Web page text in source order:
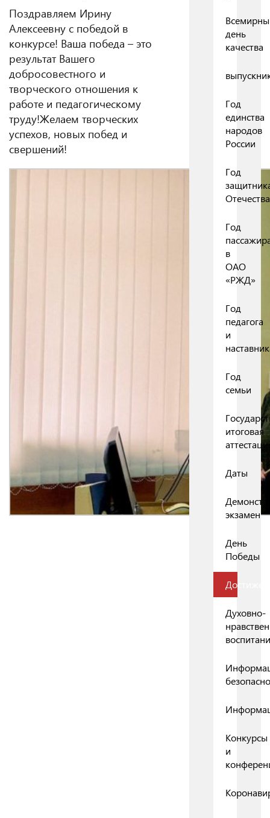
Поздравляем Ирину
Алексеевну с победой в
конкурсе! Ваша победа – это
результат Вашего
добросовестного и
творческого отношения к
работе и педагогическому
труду!Желаем творческих
успехов, новых побед и
свершений!
день
качества
Год
единства
народов
России
Год
Отечества
Год
в
ОАО
«РЖД»
Год
педагога
и
Год
семьи
итоговая
Даты
экзамен
День
Победы
Духовно-
Конкурсы
и